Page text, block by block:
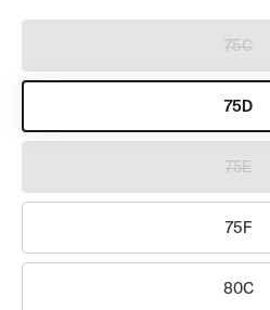
75C
75D
75E
75F
80C